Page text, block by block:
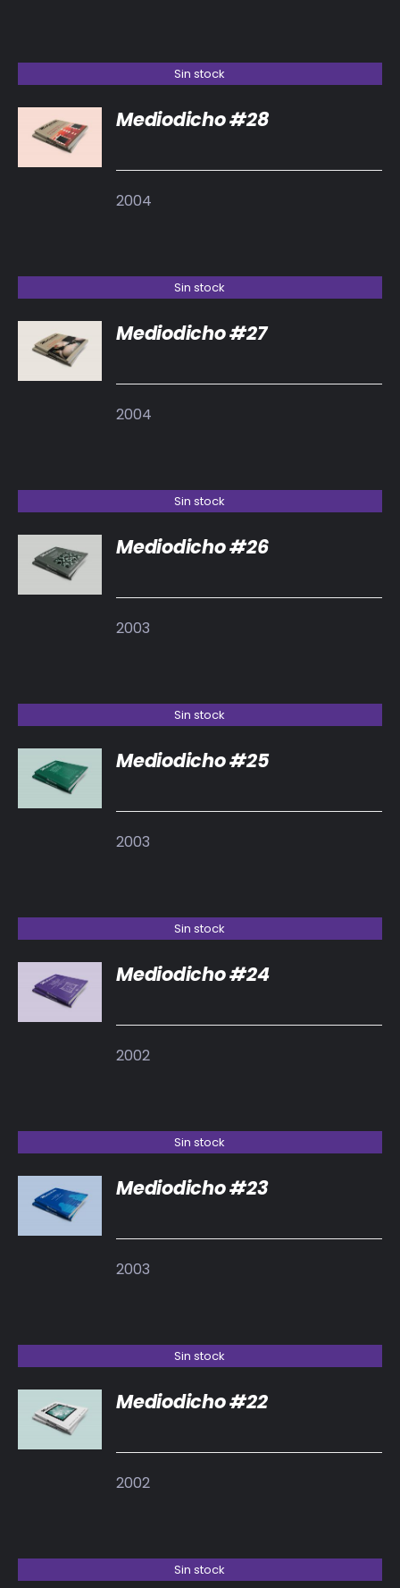
Sin stock
DETALLES
Mediodicho #28
2004
Sin stock
DETALLES
Mediodicho #27
2004
Sin stock
DETALLES
Mediodicho #26
2003
Sin stock
DETALLES
Mediodicho #25
2003
Sin stock
DETALLES
Mediodicho #24
2002
Sin stock
DETALLES
Mediodicho #23
2003
Sin stock
DETALLES
Mediodicho #22
2002
Sin stock